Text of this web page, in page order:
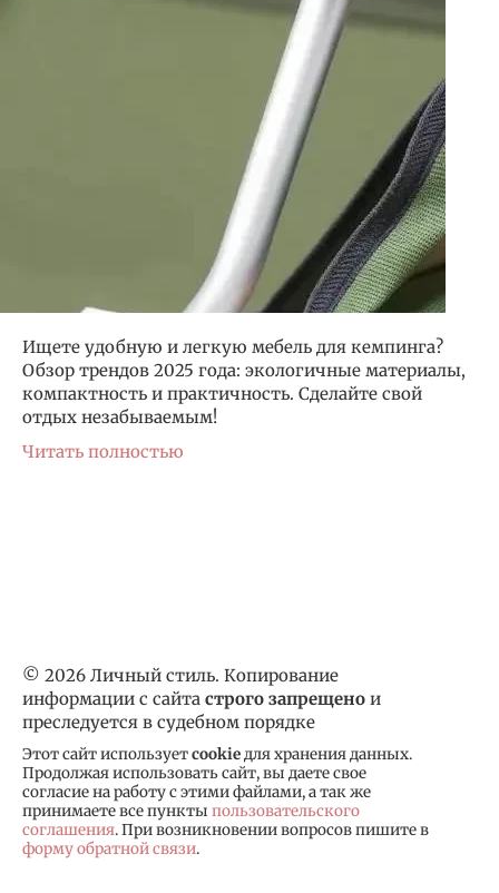
Ищете удобную и легкую мебель для кемпинга?
Обзор трендов 2025 года: экологичные материалы,
компактность и практичность. Сделайте свой
отдых незабываемым!
Читать полностью
© 2026 Личный стиль. Копирование
информации с сайта строго запрещено и
преследуется в судебном порядке
Этот сайт используетcookieдля хранения данных.
Продолжая использовать сайт, вы даете свое
согласие на работу с этими файлами, а так же
принимаете все пункты пользовательского
соглашения. При возникновении вопросов пишите в
форму обратной связи.